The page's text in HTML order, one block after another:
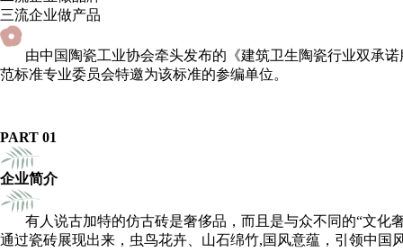
三流企业做产品
由中国陶瓷工业协会牵头发布的《建筑卫生陶瓷行业双承
范标准专业委员会特邀为该标准的参编单位。
PART 01
企业简介
有人说古加特的仿古砖是奢侈品，而且是与众不同的“文化
通过瓷砖展现出来，虫鸟花卉、山石绵竹,国风意蕴，引领中国